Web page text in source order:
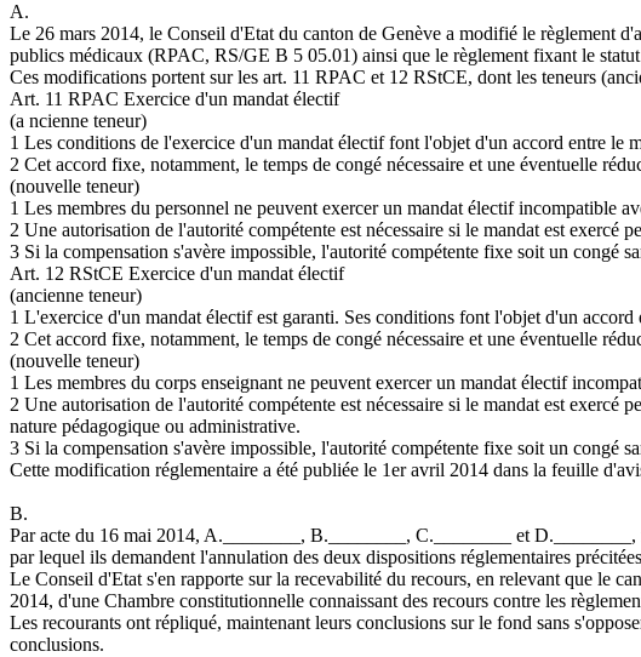
A.
Le 26 mars 2014, le Conseil d'Etat du canton de Genève a modifié le règlement
publics médicaux (RPAC, RS/GE B 5 05.01) ainsi que le règlement fixant le
Ces modifications portent sur les art. 11 RPAC et 12 RStCE, dont les teneurs
Art. 11 RPAC Exercice d'un mandat électif
(a ncienne teneur)
1 Les conditions de l'exercice d'un mandat électif font l'objet d'un accord entre le
2 Cet accord fixe, notamment, le temps de congé nécessaire et une éventuelle
(nouvelle teneur)
1 Les membres du personnel ne peuvent exercer un mandat électif incompatible
2 Une autorisation de l'autorité compétente est nécessaire si le mandat est
3 Si la compensation s'avère impossible, l'autorité compétente fixe soit un congé
Art. 12 RStCE Exercice d'un mandat électif
(ancienne teneur)
1 L'exercice d'un mandat électif est garanti. Ses conditions font l'objet d'un
2 Cet accord fixe, notamment, le temps de congé nécessaire et une éventuelle
(nouvelle teneur)
1 Les membres du corps enseignant ne peuvent exercer un mandat électif
2 Une autorisation de l'autorité compétente est nécessaire si le mandat est
nature pédagogique ou administrative.
3 Si la compensation s'avère impossible, l'autorité compétente fixe soit un congé
Cette modification réglementaire a été publiée le 1er avril 2014 dans la feuille
B.
Par acte du 16 mai 2014, A.________, B.________, C.________ et
par lequel ils demandent l'annulation des deux dispositions réglementaires
Le Conseil d'Etat s'en rapporte sur la recevabilité du recours, en relevant que le
2014, d'une Chambre constitutionnelle connaissant des recours contre les
Les recourants ont répliqué, maintenant leurs conclusions sur le fond sans
conclusions.